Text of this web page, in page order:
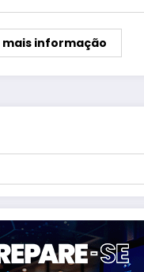
mais informação